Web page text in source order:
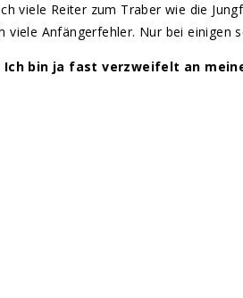
viele Reiter zum Traber wie die
Anfängerfehler. Nur bei einigen
Ich bin ja fast verzweifelt an